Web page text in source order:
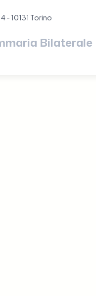
- 10131 Torino
Bilaterale